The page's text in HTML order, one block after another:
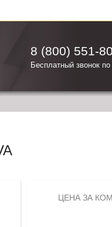
8 (800) 551-
Бесплатный звонок
ЦЕНА ЗА